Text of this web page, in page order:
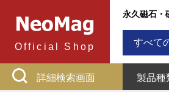
Official Shop
永久磁石・
すべて
サマコバ
詳細検索画面 製品種